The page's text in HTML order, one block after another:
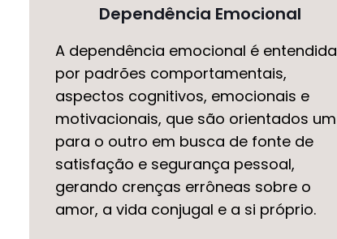
Dependência Emocional
A dependência emocional é entendida
por padrões comportamentais,
aspectos cognitivos, emocionais e
motivacionais, que são orientados um
para o outro em busca de fonte de
satisfação e segurança pessoal,
gerando crenças errôneas sobre o
amor, a vida conjugal e a si próprio.